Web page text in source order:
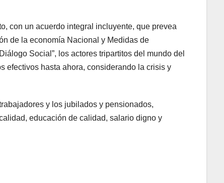
con un acuerdo integral incluyente, que prevea
de la economía Nacional y Medidas de
Social”, los actores tripartitos del mundo del
efectivos hasta ahora, considerando la crisis y
y los jubilados y pensionados,
educación de calidad, salario digno y